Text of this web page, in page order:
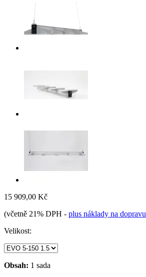
15 909,00 Kč
(včetně 21% DPH - plus náklady na dopravu
Velikost:
Obsah: 1 sada